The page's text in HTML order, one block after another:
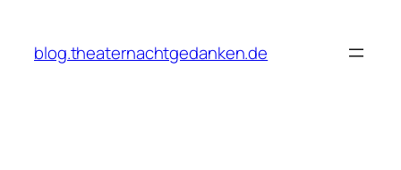
springen
blog.theaternachtgedanken.de